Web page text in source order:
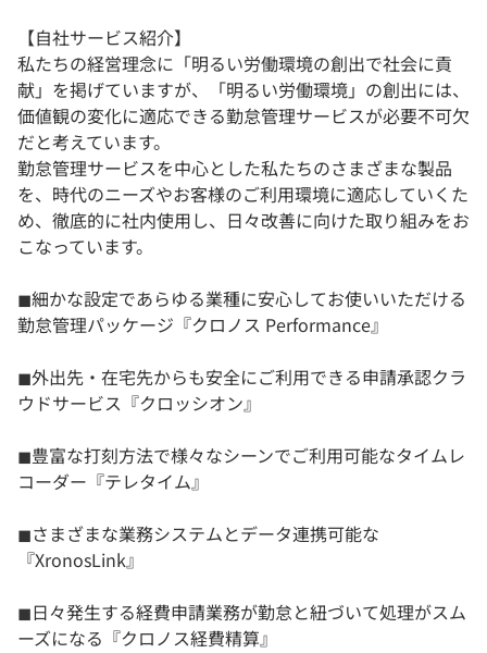
【自社サービス紹介】
私たちの経営理念に「明るい労働環境の創出で社会に貢
献」を掲げていますが、「明るい労働環境」の創出には、
価値観の変化に適応できる勤怠管理サービスが必要不可欠
だと考えています。
勤怠管理サービスを中心とした私たちのさまざまな製品
を、時代のニーズやお客様のご利用環境に適応していくた
め、徹底的に社内使用し、日々改善に向けた取り組みをお
こなっています。
◼︎細かな設定であらゆる業種に安心してお使いいただける
勤怠管理パッケージ『クロノス Performance』
◼︎外出先・在宅先からも安全にご利用できる申請承認クラ
ウドサービス『クロッシオン』
◼︎豊富な打刻方法で様々なシーンでご利用可能なタイムレ
コーダー『テレタイム』
◼︎さまざまな業務システムとデータ連携可能な
『XronosLink』
◼︎日々発生する経費申請業務が勤怠と紐づいて処理がスム
ーズになる『クロノス経費精算』